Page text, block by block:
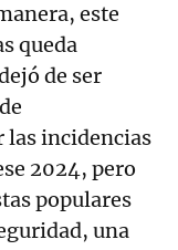
este
queda
de ser
las incidencias
2024, pero
populares
una